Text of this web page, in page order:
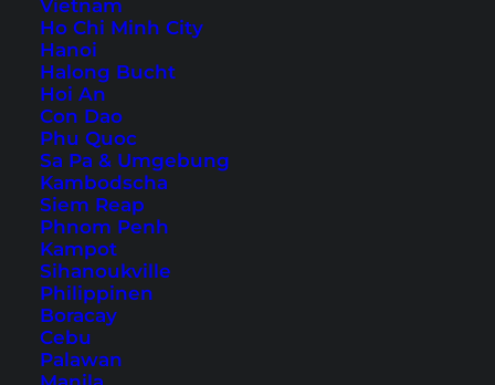
Vietnam
Ho Chi Minh City
Hanoi
Halong Bucht
Hoi An
Con Dao
Phu Quoc
Sa Pa & Umgebung
Kambodscha
Siem Reap
Phnom Penh
Kampot
Sihanoukville
Philippinen
Boracay
Cebu
Palawan
Guilin & Xingping – Chinas
Must-See Reiseziel
Guilin zählt wahrscheinlich zu den schönsten